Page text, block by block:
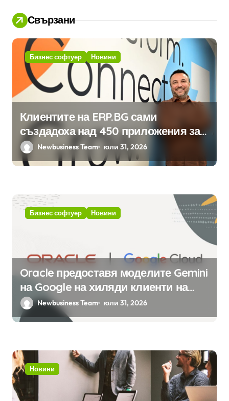
Свързани
Бизнес софтуер Новини
Клиентите на ERP.BG сами
създадоха над 450 приложения за
ERP системата с помощта на
вградения в нея изкуствен
Newbusiness Team юли 31, 2026
Бизнес софтуер Новини
Oracle предоставя моделите Gemini
на Google на хиляди клиенти на
бизнес приложения
Newbusiness Team юли 31, 2026
Новини